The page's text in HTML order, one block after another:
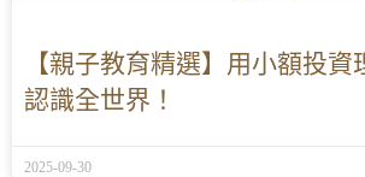
【親子教育精選】用小額投資
認識全世界！
2025-09-30